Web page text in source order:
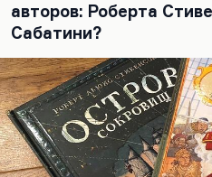
авторов: Роберта
Сабатини?